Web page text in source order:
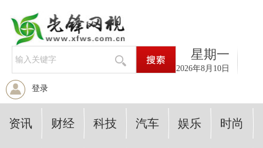
星期一
2026年8月10日
登录
资讯 财经 科技 汽车 娱乐 时尚